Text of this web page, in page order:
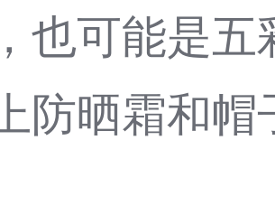
也可能是
防晒霜和